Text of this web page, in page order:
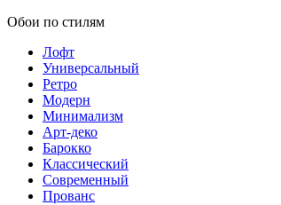
Обои по стилям
Лофт
Универсальный
Ретро
Модерн
Минимализм
Арт-деко
Барокко
Классический
Современный
Прованс